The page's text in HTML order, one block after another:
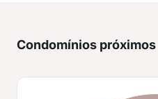
Condomínios próximos